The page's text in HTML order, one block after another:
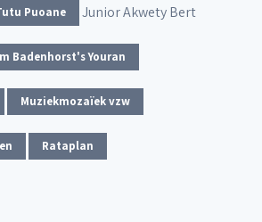
Puoane Junior AkwetyBert
Badenhorst's Youran
Muziekmozaïek vzw
Rataplan